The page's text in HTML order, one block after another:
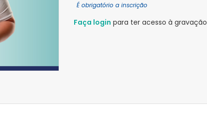
É obrigatório a inscrição
Faça login para ter acesso à gravação